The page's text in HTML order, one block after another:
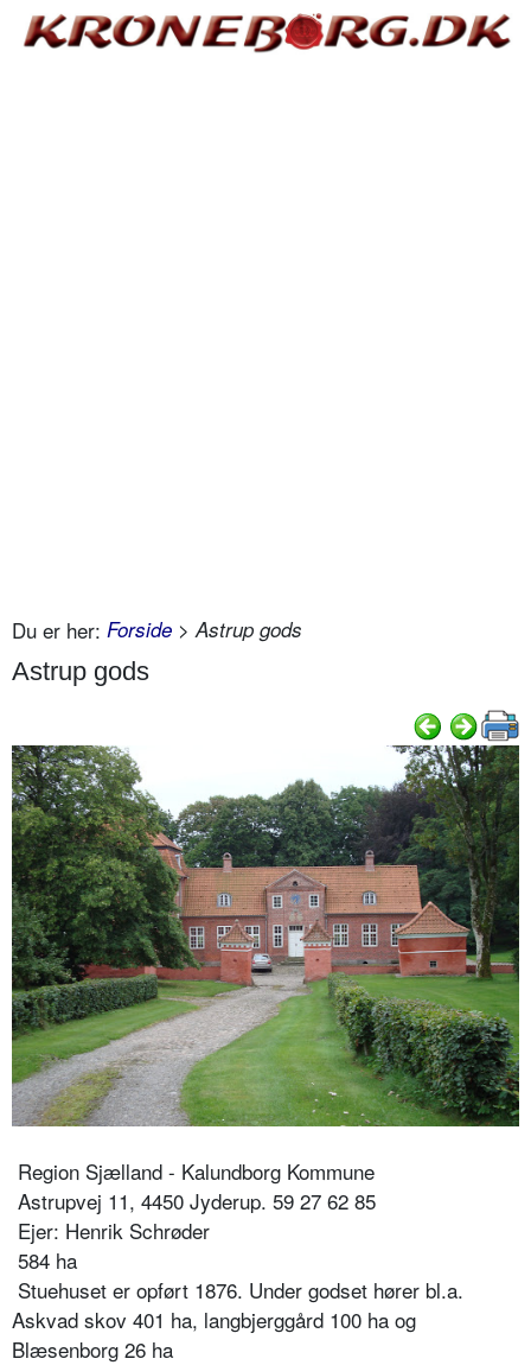
Du er her: Forside > Astrup gods
Astrup gods
Region Sjælland - Kalundborg Kommune
Astrupvej 11, 4450 Jyderup. 59 27 62 85
Ejer: Henrik Schrøder
584 ha
Stuehuset er opført 1876. Under godset hører bl.a.
Askvad skov 401 ha, langbjerggård 100 ha og
Blæsenborg 26 ha